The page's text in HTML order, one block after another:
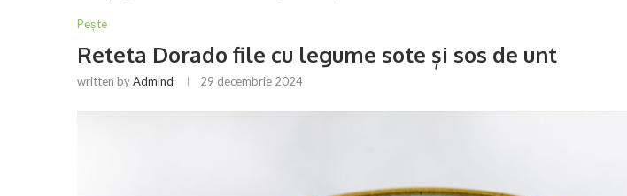
Pește
Reteta Dorado file cu legume sote și sos de unt
written byAdmind 29 decembrie 2024